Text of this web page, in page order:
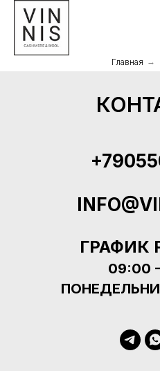
Главная →
ГРАФИК
09:00